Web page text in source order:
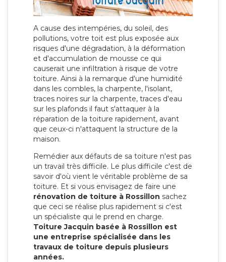
A cause des intempéries, du soleil, des
pollutions, votre toit est plus exposée aux
risques d'une dégradation, à la déformation
et d'accumulation de mousse ce qui
causerait une infiltration à risque de votre
toiture. Ainsi à la remarque d'une humidité
dans les combles, la charpente, l'isolant,
traces noires sur la charpente, traces d'eau
sur les plafonds il faut s'attaquer à la
réparation de la toiture rapidement, avant
que ceux-ci n'attaquent la structure de la
maison.
Remédier aux défauts de sa toiture n'est pas
un travail très difficile. Le plus difficile c'est de
savoir d'où vient le véritable problème de sa
toiture. Et si vous envisagez de faire une
rénovation de toiture à Rossillon sachez
que ceci se réalise plus rapidement si c'est
un spécialiste qui le prend en charge.
Toiture Jacquin basée à Rossillon est
une entreprise spécialisée dans les
travaux de toiture depuis plusieurs
années.